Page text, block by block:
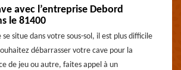
avec l’entreprise Debord
le 81400
se situe dans votre sous-sol, il est plus difficile
débarrasser votre cave pour la
de jeu ou autre, faites appel à un